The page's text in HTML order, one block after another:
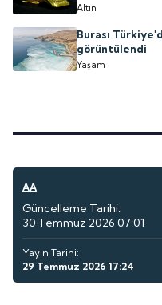
Altın
Burası
görüntülendi
Yaşam
AA
Güncelleme Tarihi:
30 Temmuz 2026 07:01
Yayın Tarihi:
29 Temmuz 2026 17:24